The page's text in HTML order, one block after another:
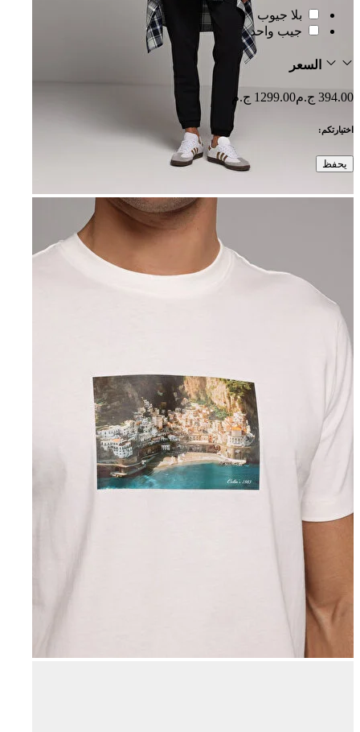
بلا جيوب
جيب واحد
السعر
394.00 ج.م 1299.00 ج.م
اختيارتكم:
يحفظ